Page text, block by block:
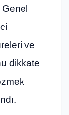
Genel
ve
dikkate